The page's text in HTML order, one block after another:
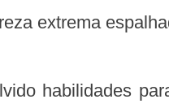
extrema